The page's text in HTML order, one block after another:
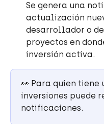
Se genera una
actualización
desarrollador o
proyectos en
inversión activa.
👀 Para quien tiene
inversiones puede
notificaciones.